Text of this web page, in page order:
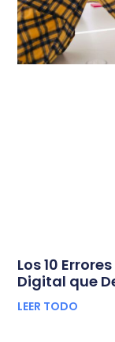
Los 10
Digital que
LEER TODO